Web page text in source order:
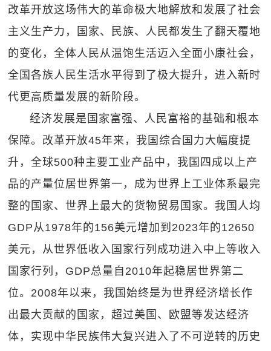
改革开放这场伟大的革命极大地解放和发展了社会
主义生产力，国家、民族、人民都发生了翻天覆地
的变化，全体人民从温饱生活迈入全面小康社会，
全国各族人民生活水平得到了极大提升，进入新时
代更高质量发展的新阶段。
经济发展是国家富强、人民富裕的基础和根本
保障。改革开放45年来，我国综合国力大幅度提
升，全球500种主要工业产品中，我国四成以上产
品的产量位居世界第一，成为世界上工业体系最完
整的国家、世界上最大的货物贸易国家。我国人均
GDP从1978年的156美元增加到2023年的12650
美元，从世界低收入国家行列成功进入中上等收入
国家行列，GDP总量自2010年起稳居世界第二
位。2008年以来，我国始终是为世界经济增长作
出最大贡献的国家，超过美国、欧盟等发达经济
体，实现中华民族伟大复兴进入了不可逆转的历史